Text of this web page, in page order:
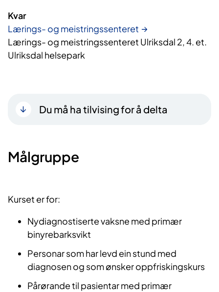
Kvar
Lærings- og meistringssenteret
Lærings- og meistringssenteret Ulriksdal 2, 4. et.
Ulriksdal helsepark
Du må ha tilvising for å delta
Målgruppe
Kurset er for:
Nydiagnostiserte vaksne med primær
binyrebarksvikt
Personar som har levd ein stund med
diagnosen og som ønsker oppfriskingskurs
Pårørande til pasientar med primær